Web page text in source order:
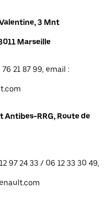
3 Mnt
Marseille
21 87 99, email :
Antibes-RRG, Route de
97 24 33 / 06 12 33 30 49,